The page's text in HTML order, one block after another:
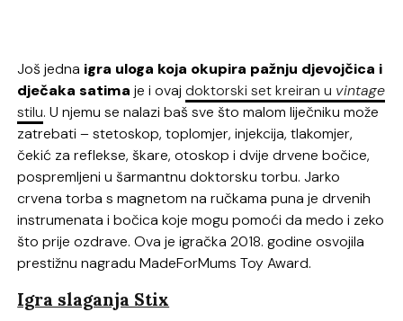
Još jedna igra uloga koja okupira pažnju djevojčica i
dječaka satima je i ovajdoktorski set kreiran u vintage
stilu. U njemu se nalazi baš sve što malom liječniku može
zatrebati – stetoskop, toplomjer, injekcija, tlakomjer,
čekić za reflekse, škare, otoskop i dvije drvene bočice,
pospremljeni u šarmantnu doktorsku torbu. Jarko
crvena torba s magnetom na ručkama puna je drvenih
instrumenata i bočica koje mogu pomoći da medo i zeko
što prije ozdrave. Ova je igračka 2018. godine osvojila
prestižnu nagradu MadeForMums Toy Award.
Igra slaganja Stix